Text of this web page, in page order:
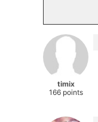
timix
166 points